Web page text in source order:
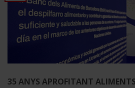
35 ANYS APROFITANT